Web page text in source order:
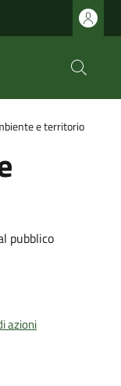
e territorio
pubblico
azioni